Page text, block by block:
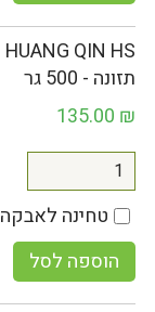
תזונה - 500 גר
135.00 ₪
טחינה לאבקה
הוספה לסל